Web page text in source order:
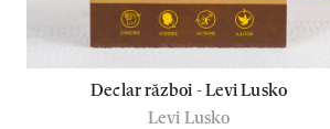
Declar război - Levi Lusko
Levi Lusko